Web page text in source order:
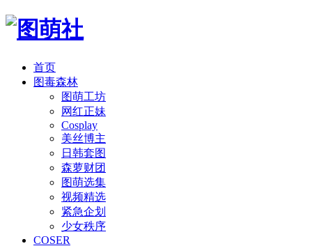
首页
图毒森林
图萌工坊
网红正妹
Cosplay
美丝博主
日韩套图
森萝财团
图萌选集
视频精选
紧急企划
少女秩序
COSER